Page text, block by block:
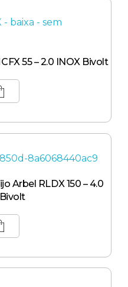
55 – 2.0 INOX Bivolt
Arbel RLDX 150 – 4.0